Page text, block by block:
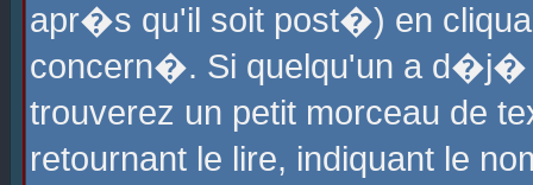
apr�s qu'il soit post�) en
concern�. Si quelqu'un a
trouverez un petit morceau de
retournant le lire, indiquant le